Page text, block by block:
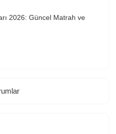
2026: Güncel Matrah ve